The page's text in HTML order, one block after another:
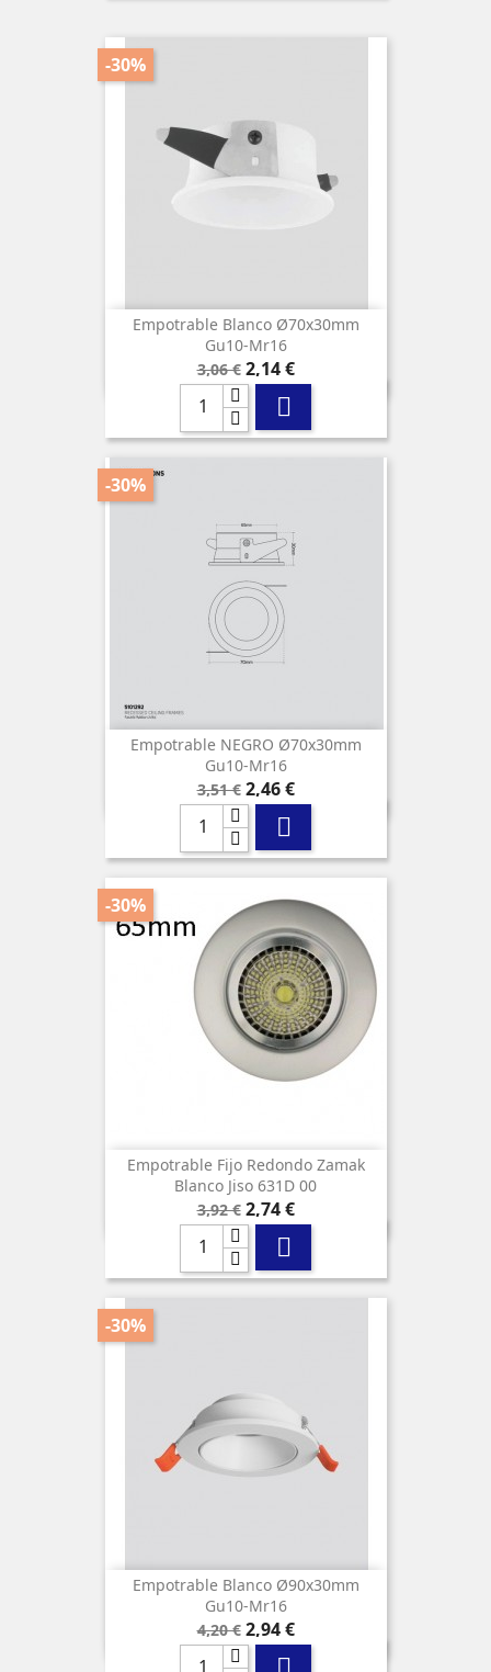
Empotrable Blanco Ø70x30mm
Gu10-Mr16
Precio
base
3,06 €
-30%
Precio
2,14 €

Empotrable NEGRO Ø70x30mm
Gu10-Mr16
Precio
base
3,51 €
-30%
Precio
2,46 €

Empotrable Fijo Redondo Zamak
Blanco Jiso 631D 00
Precio
base
3,92 €
-30%
Precio
2,74 €

Empotrable Blanco Ø90x30mm
Gu10-Mr16
Precio
base
4,20 €
-30%
Precio
2,94 €